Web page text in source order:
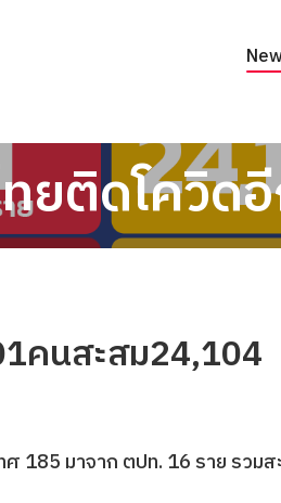
ยติดโควิด
คนสะสม24,104
185 มาจาก ตปท. 16 ราย รวม